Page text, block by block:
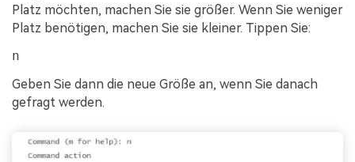
Platz möchten, machen Sie sie größer. Wenn Sie weniger
Platz benötigen, machen Sie sie kleiner. Tippen Sie:
n
Geben Sie dann die neue Größe an, wenn Sie danach
gefragt werden.